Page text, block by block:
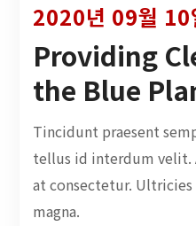
2020년 09월 10
Providing
the Blue
Tincidunt praesent
tellus id interdum velit.
at consectetur.
magna.